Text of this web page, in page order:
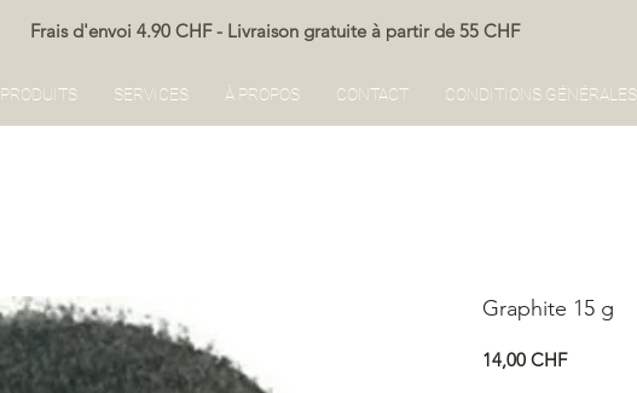
Frais d'envoi 4.90 CHF - Livraison gratuite à partir de 55 CHF
PRODUITS SERVICES À PROPOS CONTACT CONDITIONS GÉNÉRALES
Graphite 15 g
14,00 CHFPrix